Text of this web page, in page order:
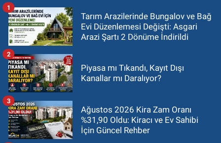
Tarım Arazilerinde Bungalov ve Bağ
Evi Düzenlemesi Değişti: Asgari
Arazi Şartı 2 Dönüme İndirildi
1
Piyasa mı Tıkandı, Kayıt Dışı
Kanallar mı Daralıyor?
2
Ağustos 2026 Kira Zam Oranı
%31,90 Oldu: Kiracı ve Ev Sahibi
İçin Güncel Rehber
3